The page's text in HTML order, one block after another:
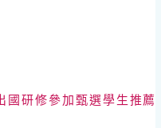
國研修參加甄選學生推薦